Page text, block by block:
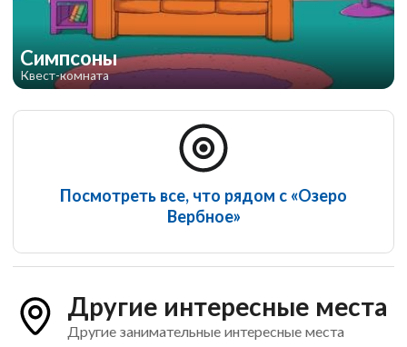
Симпсоны
Квест-комната
Посмотреть все, что рядом с «Озеро
Вербное»
Другие интересные места
Другие занимательные интересные места